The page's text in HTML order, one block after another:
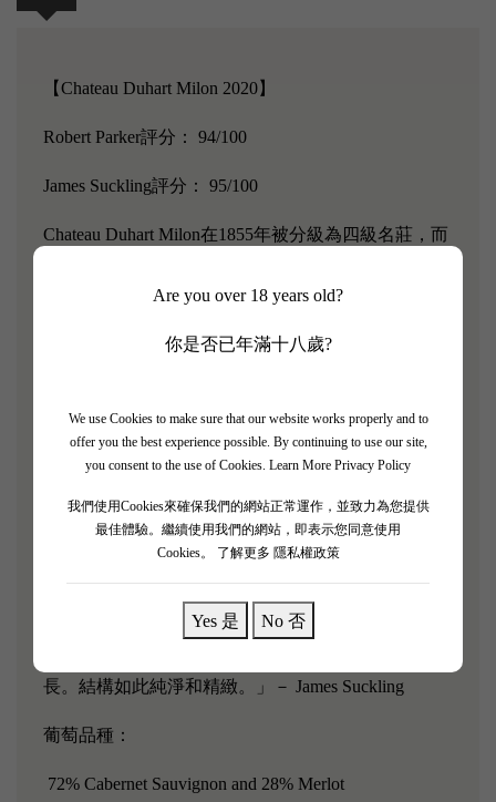
Are you over 18 years old?
你是否已年滿十八歲?
We use Cookies to make sure that our website works properly and to
offer you the best experience possible. By continuing to use our site,
you consent to the use of Cookies. Learn More Privacy Policy
我們使用Cookies來確保我們的網站正常運作，並致力為您提供
最佳體驗。繼續使用我們的網站，即表示您同意使用
Cookies。
了解更多 隱私權政策
Yes 是 No 否
【Chateau Duhart Milon 2020】
Robert Parker評分： 94/100
James Suckling評分： 95/100
Chateau Duhart Milon在1855年被分級為四級名莊，而
在位於Pauillac邊道上的一家大倉庫中釀造出來的，但
Chateau Lafite-Rothschild拉菲(一級酒莊)看中而收購。
理，改建酒窖，購入先進發酵設備並重新安裝排水系
統，隨著新地塊的購買和積極地實施重栽計畫，葡萄
Rothschild嚴格管理下，名氣大開，受到眾多好評，
亦稱為Lafite拉菲兄弟。
蜜餞、用美麗的醋栗、漿果和一些微妙的巧克力和咖
長。結構如此純淨和精緻。」－ James Suckling
葡萄品種：
72% Cabernet Sauvignon and 28% Merlot